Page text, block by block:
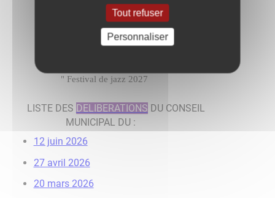
d’offres relative à l’entretien du cimetière
compte rendus des délégations du
Maire au conseil municipal
" Festival de jazz 2027
LISTE DES DELIBERATIONS DU CONSEIL
MUNICIPAL DU :
12 juin 2026
27 avril 2026
20 mars 2026
Tout refuser
Personnaliser